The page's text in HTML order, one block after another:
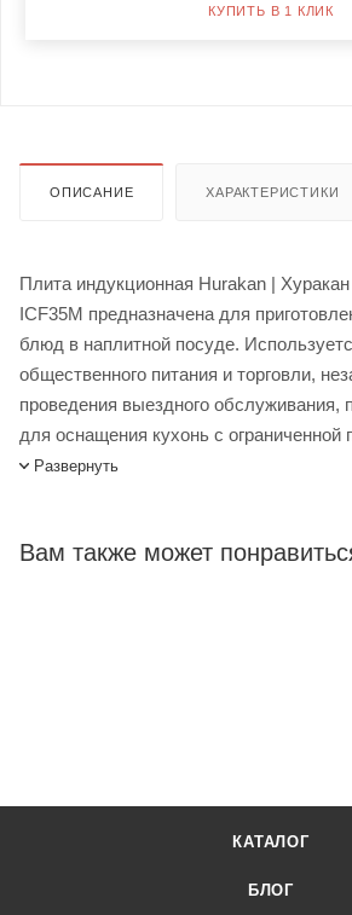
КУПИТЬ В 1 КЛИК
ОПИСАНИЕ ХАРАКТЕРИСТИКИ
Плита индукционная Hurakan |
ICF35M предназначена для
блюд в наплитной посуде.
общественного питания и торговли,
проведения выездного обслуживания,
для оснащения кухонь с
Особенности: 13 уровней мощности
эмалированную или из нержавеющей
официального поставщика. Доставка
Развернуть
Вам также может
КАТАЛОГ
БЛОГ